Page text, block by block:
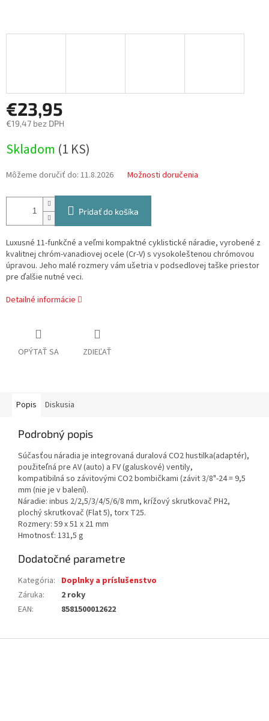
€23,95
€19,47 bez DPH
cena:
Skladom (1 KS)
Môžeme doručiť do: 11.8.2026 Možnosti doručenia
Pridať do košíka
Luxusné 11-funkčné a veľmi kompaktné cyklistické náradie, vyrobené z
kvalitnej chróm-vanadiovej ocele (Cr-V) s vysokoleštenou chrómovou
úpravou. Jeho malé rozmeryvám ušetria v podsedlovej taške priestor
pre ďalšie nutné veci.
Detailné informácie
OPÝTAŤ SA ZDIEĽAŤ
Popis Diskusia
Podrobný popis
Súčasťou náradia je integrovaná duralová CO2 hustilka(adaptér),
použiteľná pre AV (auto) a FV (galuskové) ventily,
kompatibilná so závitovými CO2 bombičkami (závit 3/8"-24 = 9,5
mm (nie je v balení).
Náradie: inbus 2/2,5/3/4/5/6/8 mm, krížový skrutkovač PH2,
plochý skrutkovač (Flat 5), torx T25.
Rozmery: 59 x 51 x 21 mm
Hmotnosť: 131,5 g
Dodatočné parametre
Kategória: Doplnky a príslušenstvo
Záruka:
2 roky
EAN: 8581500012622